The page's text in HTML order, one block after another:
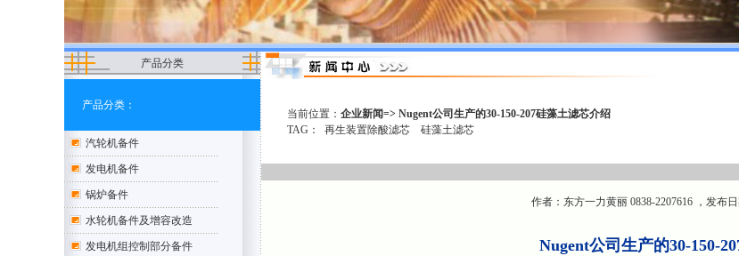
产品分类
产品分类：
汽轮机备件
发电机备件
锅炉备件
水轮机备件及增容改造
发电机组控制部分备件
当前位置：企业新闻=> Nugent公司生产的30-150-207硅藻土滤芯介绍
TAG：再生装置除酸滤芯
硅藻土滤芯
作者：东方一力黄丽 0838-2207616 ，发布
Nugent公司生产的30-150-